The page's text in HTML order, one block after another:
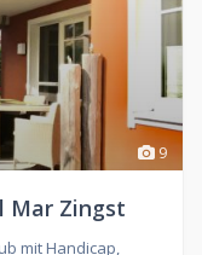
9
Mar Zingst
mit Handicap,